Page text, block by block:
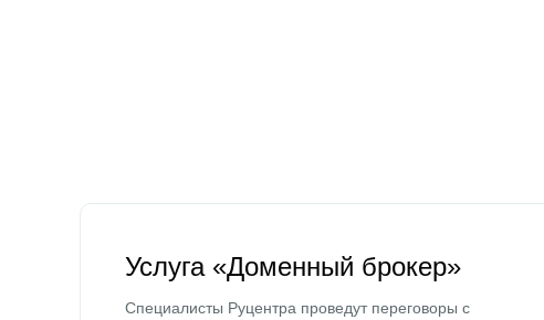
Услуга «Доменный брокер»
Специалисты Руцентра проведут переговоры с